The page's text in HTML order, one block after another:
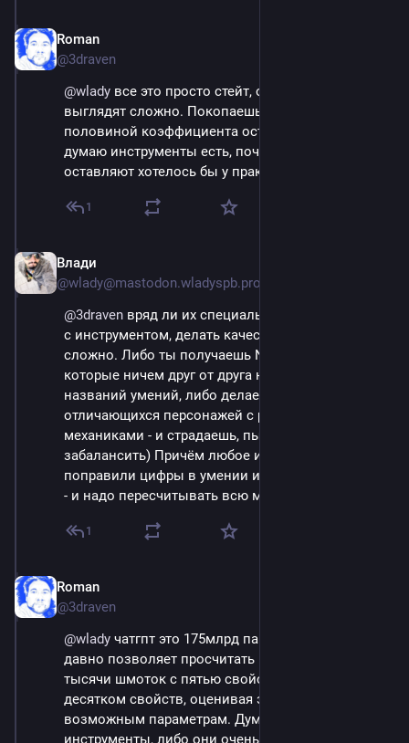
Roman
@3draven
@wlady все это просто стейт, они только
выглядят сложно. Покопаешься и там три с
половиной коэффициента останется :) Но, да,
думаю инструменты есть, почему имбы
оставляют хотелось бы у практика спросить.
1
Влади
@wlady@mastodon.wladyspb.pro
@3draven вряд ли их специально оставляют. Даже
с инструментом, делать качественный баланс
сложно. Либо ты получаешь N вариантов,
которые ничем друг от друга не отличаются кроме
названий умений, либо делаешь уникальных,
отличающихся персонажей с разными
механиками - и страдаешь, пытаясь их
забалансить) Причём любое изменение - чуть
поправили цифры в умении или добавили новое
- и надо пересчитывать всю матрицу.
1
Roman
@3draven
@wlady чатгпт это 175млрд параметров :) Моща
давно позволяет просчитать взаимодействие
тысячи шмоток с пятью свойствами перса и
десятком свойств, оценивая это по всем
возможным параметрам. Думаю либо есть
инструменты, либо они очень скоро будут, идея